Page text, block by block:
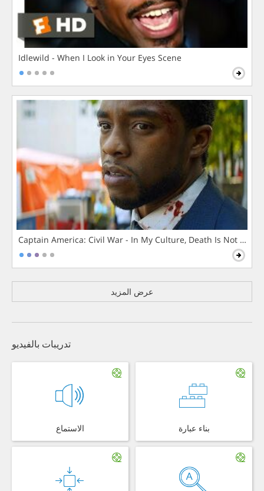
Idlewild - When I Look in Your Eyes Scene
Captain America: Civil War - In My Culture, Death Is Not The
عرض المزيد
تدريبات بالفيديو
الاستماع بناء عبارة